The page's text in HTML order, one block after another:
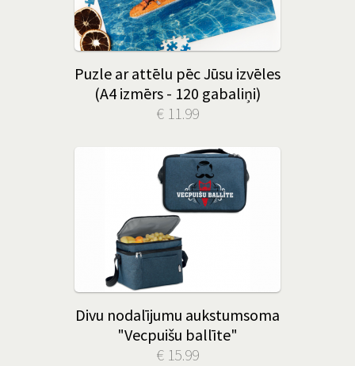
Puzle ar attēlu pēc Jūsu izvēles
(A4 izmērs - 120 gabaliņi)
€ 11.99
Divu nodalījumu aukstumsoma
"Vecpuišu ballīte"
€ 15.99